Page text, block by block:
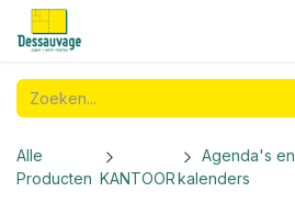
Overslaan naar inhoud
Alle
Producten KANTOOR
Agenda's en
kalenders